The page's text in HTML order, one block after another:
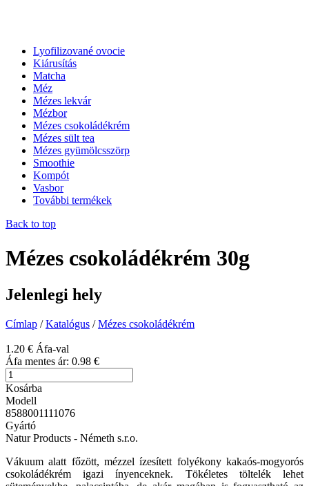
Lyofilizované ovocie
Kiárusítás
Matcha
Méz
Mézes lekvár
Mézbor
Mézes csokoládékrém
Mézes sült tea
Mézes gyümölcsszörp
Smoothie
Kompót
Vasbor
További termékek
Back to top
Mézes csokoládékrém 30g
Jelenlegi hely
Címlap /Katalógus /Mézes csokoládékrém
1.20 € Áfa-val
Áfa mentes ár: 0.98 €
Kosárba
Modell
8588001111076
Gyártó
Natur Products - Németh s.r.o.
Vákuum alatt főzött, mézzel ízesített folyékony kakaós-mogyorós
csokoládékrém igazi ínyenceknek. Tökéletes töltelék lehet